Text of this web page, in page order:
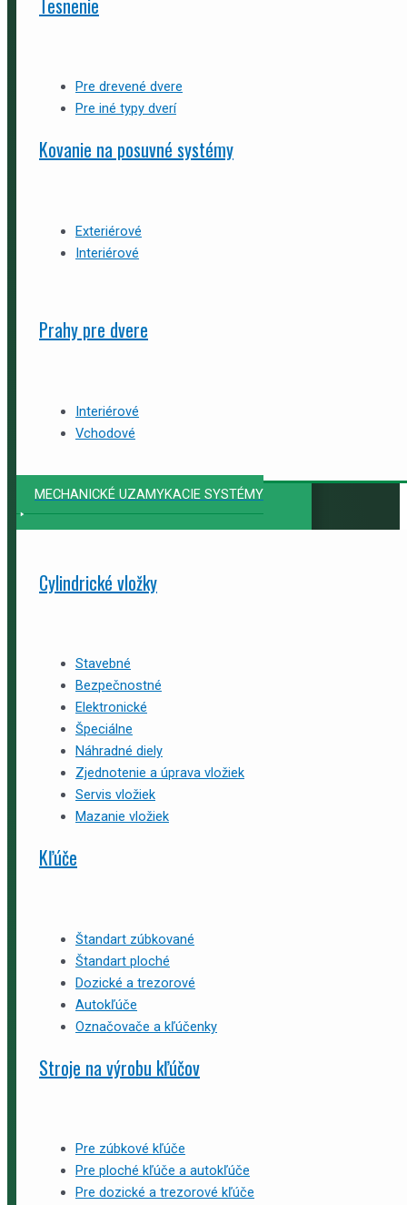
Pre drevené dvere
Pre iné typy dverí
Kovanie na posuvné systémy
Exteriérové
Interiérové
Prahy pre dvere
Interiérové
Vchodové
MECHANICKÉ UZAMYKACIE SYSTÉMY
Cylindrické vložky
Stavebné
Bezpečnostné
Elektronické
Špeciálne
Náhradné diely
Zjednotenie a úprava vložiek
Servis vložiek
Mazanie vložiek
Kľúče
Štandart zúbkované
Štandart ploché
Dozické a trezorové
Autokľúče
Označovače a kľúčenky
Stroje na výrobu kľúčov
Pre zúbkové kľúče
Pre ploché kľúče a autokľúče
Pre dozické a trezorové kľúče